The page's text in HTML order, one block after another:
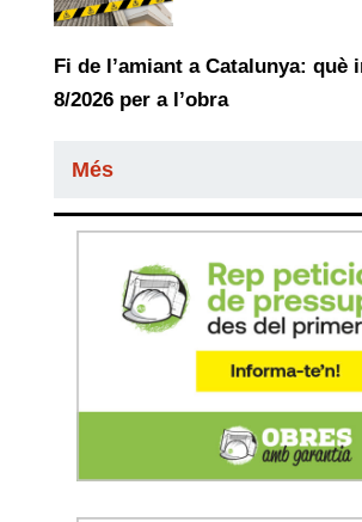
Fi de l’amiant a Catalunya: què
8/2026 per a l’obra
Més